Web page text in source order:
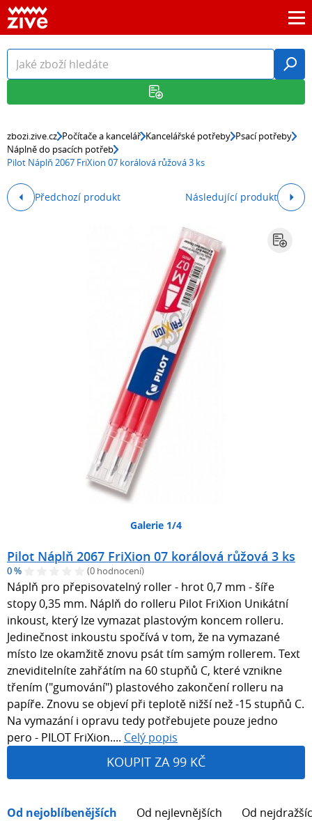
zbozi.zive.cz Počítače a kancelář Kancelářské potřeby Psací potřeby
Náplně do psacích potřeb
Pilot Náplň 2067 FriXion 07 korálová růžová 3 ks
Předchozí produkt Následující produkt
Galerie 1/4
Pilot Náplň 2067 FriXion 07 korálová růžová 3 ks
0 % (0 hodnocení)
Náplň pro přepisovatelný roller - hrot 0,7 mm - šíře
stopy 0,35 mm. Náplň do rolleru Pilot FriXion Unikátní
inkoust, který lze vymazat plastovým koncem rolleru.
Jedinečnost inkoustu spočívá v tom, že na vymazané
místo lze okamžitě znovu psát tím samým rollerem. Text
zneviditelníte zahřátím na 60 stupňů C, které vznikne
třením ("gumování") plastového zakončení rolleru na
papíře. Znovu se objeví při teplotě nižší než -15 stupňů C.
Na vymazání i opravu tedy potřebujete pouze jedno
pero - PILOT FriXion.... Celý popis
KOUPIT ZA 99 KČ
Od nejoblíbenějších Od nejlevnějších Od